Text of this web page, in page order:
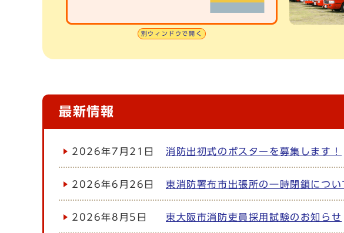
別ウィンドウで開く
最新情報
2026年7月21日 消防出初式のポスターを募集します！
2026年6月26日 東消防署布市出張所の一時閉鎖につい
2026年8月5日 東大阪市消防吏員採用試験のお知らせ